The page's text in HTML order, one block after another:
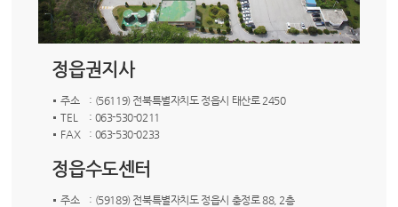
정읍권지사
주소
: (56119) 전북특별자치도 정읍시 태산로 2450
TEL
: 063-530-0211
FAX
: 063-530-0233
정읍수도센터
주소
: (59189) 전북특별자치도 정읍시 충정로 88, 2층